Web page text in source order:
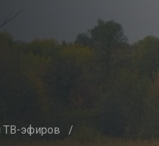
ТВ-эфиров /